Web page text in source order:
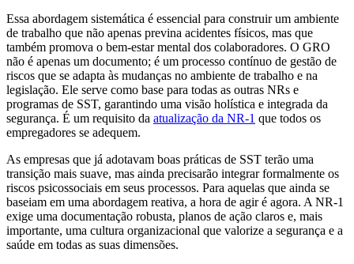
Essa abordagem sistemática é essencial para construir um ambiente
de trabalho que não apenas previna acidentes físicos, mas que
também promova o bem-estar mental dos colaboradores. O GRO
não é apenas um documento; é um processo contínuo de gestão de
riscos que se adapta às mudanças no ambiente de trabalho e na
legislação. Ele serve como base para todas as outras NRs e
programas de SST, garantindo uma visão holística e integrada da
segurança. É um requisito da atualização da NR-1 que todos os
empregadores se adequem.
As empresas que já adotavam boas práticas de SST terão uma
transição mais suave, mas ainda precisarão integrar formalmente os
riscos psicossociais em seus processos. Para aquelas que ainda se
baseiam em uma abordagem reativa, a hora de agir é agora. A NR-1
exige uma documentação robusta, planos de ação claros e, mais
importante, uma cultura organizacional que valorize a segurança e a
saúde em todas as suas dimensões.